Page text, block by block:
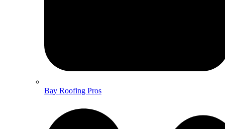
Bay Roofing Pros